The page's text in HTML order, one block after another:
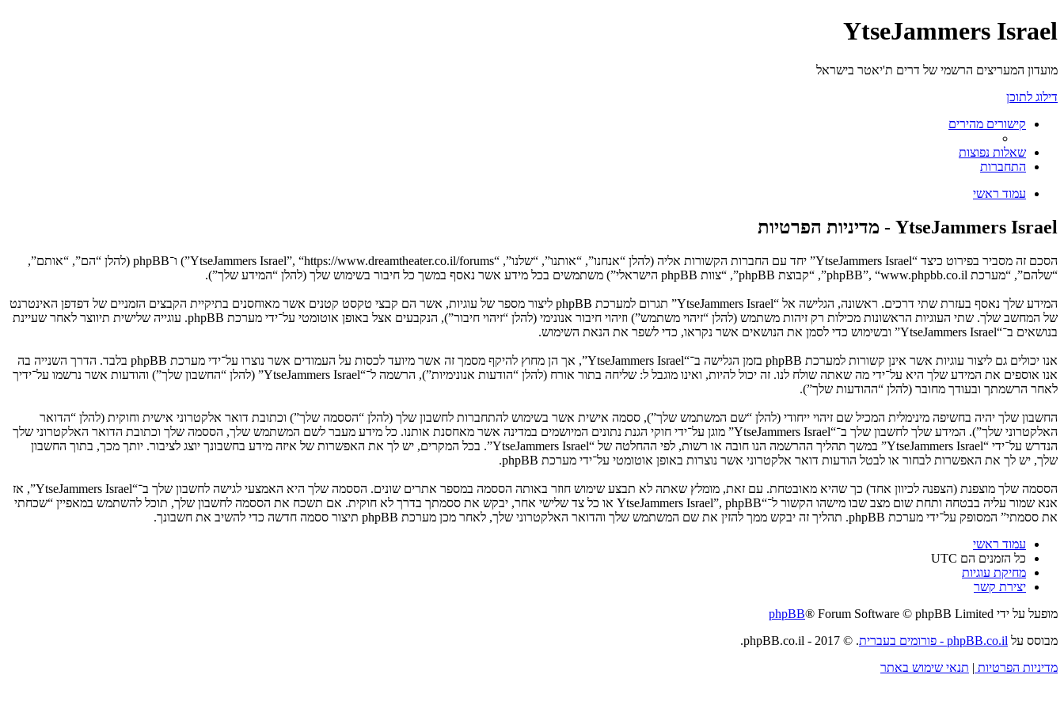
YtseJammers Israel
מועדון המעריצים הרשמי של דרים ת'יאטר בישראל
דילוג לתוכן
קישורים מהירים
שאלות נפוצות
התחברות
עמוד ראשי
YtseJammers Israel - מדיניות הפרטיות
הסכם זה מסביר בפירוט כיצד “YtseJammers Israel” יחד עם החברות הקשורות אליה (להלן “אנחנו”, “אותנו”, “שלנו”, “YtseJammers Israel”, “https://www.dreamtheater.co.il/forums”) ו־phpBB (להלן “הם”, “אותם”,
“שלהם”, “מערכת phpBB”, “www.phpbb.co.il”, “קבוצת phpBB”, “צוות phpBB הישראלי”) משתמשים בכל מידע אשר נאסף במשך כל חיבור בשימוש שלך (להלן “המידע שלך”).
המידע שלך נאסף בעזרת שתי דרכים. ראשונה, הגלישה אל “YtseJammers Israel” תגרום למערכת phpBB ליצור מספר של עוגיות, אשר הם קבצי טקסט קטנים אשר מאוחסנים בתיקיית הקבצים הזמניים של דפדפן האינטרנט
של המחשב שלך. שתי העוגיות הראשונות מכילות רק זיהות משתמש (להלן “זיהוי משתמש”) וזיהוי חיבור אנונימי (להלן “זיהוי חיבור”), הנקבעים אצל באופן אוטומטי על־ידי מערכת phpBB. עוגייה שלישית תיווצר לאחר שעיינת
בנושאים ב־“YtseJammers Israel” ובשימוש כדי לסמן את הנושאים אשר נקראו, כדי לשפר את הנאת השימוש.
אנו יכולים גם ליצור עוגיות אשר אינן קשורות למערכת phpBB בזמן הגלישה ב־“YtseJammers Israel”, אך הן מחוץ להיקף מסמך זה אשר מיועד לכסות על העמודים אשר נוצרו על־ידי מערכת phpBB בלבד. הדרך השנייה בה
אנו אוספים את המידע שלך היא על־ידי מה שאתה שולח לנו. זה יכול להיות, ואינו מוגבל ל: שליחה בתור אורח (להלן “הודעות אנונימיות”), הרשמה ל־“YtseJammers Israel” (להלן “החשבון שלך”) והודעות אשר נרשמו על־ידיך
לאחר הרשמתך ובעודך מחובר (להלן “ההודעות שלך”).
החשבון שלך יהיה בחשיפה מינימלית המכיל שם זיהוי ייחודי (להלן “שם המשתמש שלך”), ססמה אישית אשר בשימוש להתחברות לחשבון שלך (להלן “הססמה שלך”) וכתובת דואר אלקטרוני אישית וחוקית (להלן “הדואר
האלקטרוני שלך”). המידע שלך לחשבון שלך ב־“YtseJammers Israel” מוגן על־ידי חוקי הגנת נתונים המיושמים במדינה אשר מאחסנת אותנו. כל מידע מעבר לשם המשתמש שלך, הססמה שלך וכתובת הדואר האלקטרוני שלך
הנדרש על־ידי “YtseJammers Israel” במשך תהליך ההרשמה הנו חובה או רשות, לפי ההחלטה של “YtseJammers Israel”. בכל המקרים, יש לך את האפשרות של איזה מידע בחשבונך יוצג לציבור. יותך מכך, בתוך החשבון
שלך, יש לך את האפשרות לבחור או לבטל הודעות דואר אלקטרוני אשר נוצרות באופן אוטומטי על־ידי מערכת phpBB.
הססמה שלך מוצפנת (הצפנה לכיוון אחד) כך שהיא מאובטחת. עם זאת, מומלץ שאתה לא תבצע שימוש חוזר באותה הססמה במספר אתרים שונים. הססמה שלך היא האמצעי לגישה לחשבון שלך ב־“YtseJammers Israel”, אז
אנא שמור עליה בבטחה ותחת שום מצב שבו מישהו הקשור ל־“YtseJammers Israel”, phpBB או כל צד שלישי אחר, יבקש את ססמתך בדרך לא חוקית. אם תשכח את הססמה לחשבון שלך, תוכל להשתמש במאפיין “שכחתי
את ססמתי” המסופק על־ידי מערכת phpBB. תהליך זה יבקש ממך להזין את שם המשתמש שלך והדואר האלקטרוני שלך, לאחר מכן מערכת phpBB תיצור ססמה חדשה כדי להשיב את חשבונך.
עמוד ראשי
כל הזמנים הם UTC
מחיקת עוגיות
יצירת קשר
מופעל על ידי
phpBB® Forum Software © phpBB Limited
מבוסס על phpBB.co.il - פורומים בעברית
. © 2017 - phpBB.co.il.
מדיניות הפרטיות | תנאי שימוש באתר